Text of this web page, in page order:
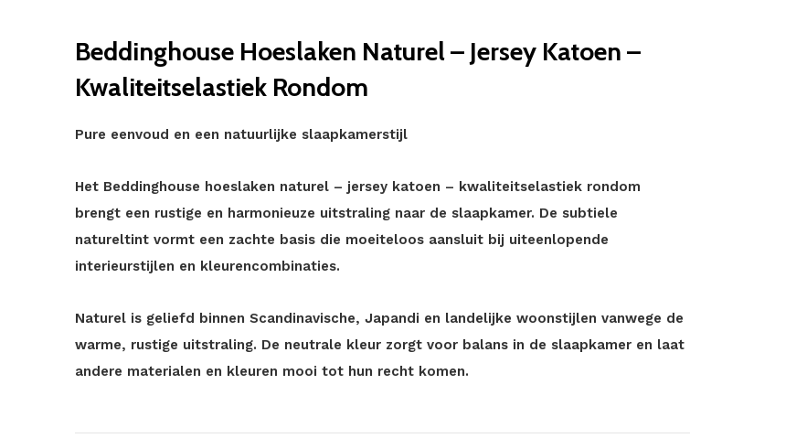
Beddinghouse Hoeslaken Naturel – Jersey Katoen –
Kwaliteitselastiek Rondom
Pure eenvoud en een natuurlijke slaapkamerstijl
Het Beddinghouse hoeslaken naturel – jersey katoen – kwaliteitselastiek rondom
brengt een rustige en harmonieuze uitstraling naar de slaapkamer. De subtiele
natureltint vormt een zachte basis die moeiteloos aansluit bij uiteenlopende
interieurstijlen en kleurencombinaties.
Naturel is geliefd binnen Scandinavische, Japandi en landelijke woonstijlen vanwege de
warme, rustige uitstraling. De neutrale kleur zorgt voor balans in de slaapkamer en laat
andere materialen en kleuren mooi tot hun recht komen.